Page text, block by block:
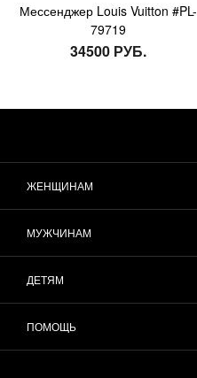
Мессенджер Louis Vuitton #PL-
79719
34500 РУБ.
ЖЕНЩИНАМ
МУЖЧИНАМ
ДЕТЯМ
ПОМОЩЬ